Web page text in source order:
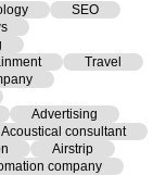
SEO
Travel
Advertising
Acoustical consultant
Airstrip
company